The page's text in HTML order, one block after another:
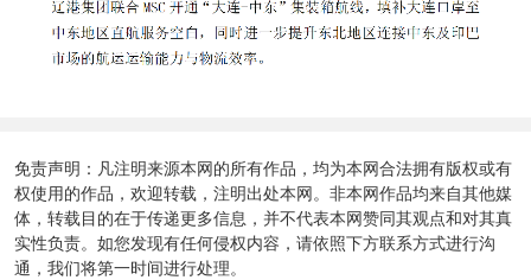
免责声明：凡注明来源本网的所有作品，均为本网合法拥有版权或有
权使用的作品，欢迎转载，注明出处本网。非本网作品均来自其他媒
体，转载目的在于传递更多信息，并不代表本网赞同其观点和对其真
实性负责。如您发现有任何侵权内容，请依照下方联系方式进行沟
通，我们将第一时间进行处理。